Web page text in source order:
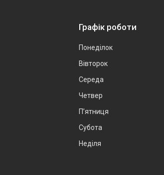
Графік роботи
Понеділок
Вівторок
Середа
Четвер
Пʼятниця
Субота
Неділя